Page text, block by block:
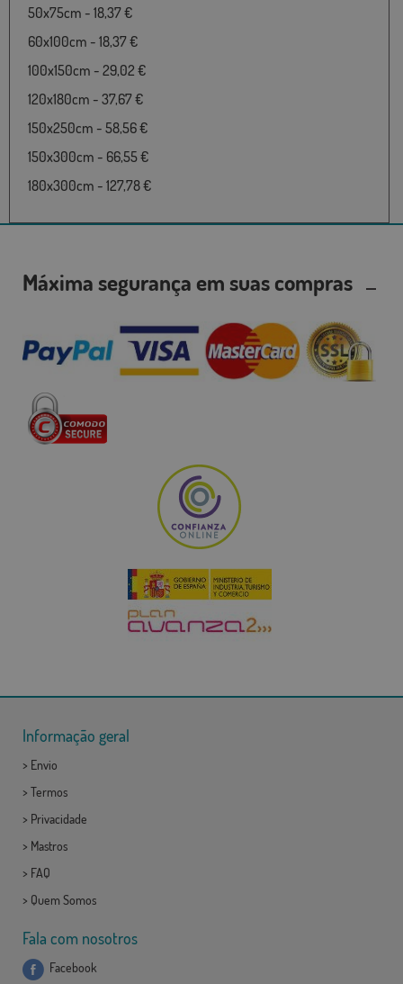
50x75cm - 18,37 €
60x100cm - 18,37 €
100x150cm - 29,02 €
120x180cm - 37,67 €
150x250cm - 58,56 €
150x300cm - 66,55 €
180x300cm - 127,78 €
Máxima segurança em suas compras
Informação geral
> Envio
> Termos
> Privacidade
> Mastros
> FAQ
> Quem Somos
Fala com nosotros
Facebook